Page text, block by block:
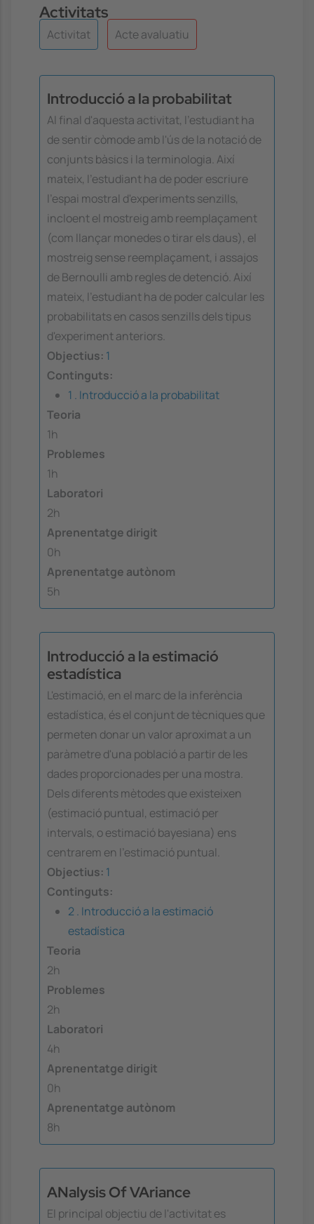
Activitats
Activitat Acte avaluatiu
Introducció a la probabilitat
Al final d'aquesta activitat, l'estudiant ha
de sentir còmode amb l'ús de la notació de
conjunts bàsics i la terminologia. Així
mateix, l'estudiant ha de poder escriure
l'espai mostral d'experiments senzills,
incloent el mostreig amb reemplaçament
(com llançar monedes o tirar els daus), el
mostreig sense reemplaçament, i assajos
de Bernoulli amb regles de detenció. Així
mateix, l'estudiant ha de poder calcular les
probabilitats en casos senzills dels tipus
d'experiment anteriors.
Objectius: 1
Continguts:
1 . Introducció a la probabilitat
Teoria
1h
Problemes
1h
Laboratori
2h
Aprenentatge dirigit
0h
Aprenentatge autònom
5h
Introducció a la estimació
estadística
L'estimació, en el marc de la inferència
estadística, és el conjunt de tècniques que
permeten donar un valor aproximat a un
paràmetre d'una població a partir de les
dades proporcionades per una mostra.
Dels diferents mètodes que existeixen
(estimació puntual, estimació per
intervals, o estimació bayesiana) ens
centrarem en l'estimació puntual.
Objectius: 1
Continguts:
2 . Introducció a la estimació
estadística
Teoria
2h
Problemes
2h
Laboratori
4h
Aprenentatge dirigit
0h
Aprenentatge autònom
8h
ANalysis Of VAriance
El principal objectiu de l'activitat es